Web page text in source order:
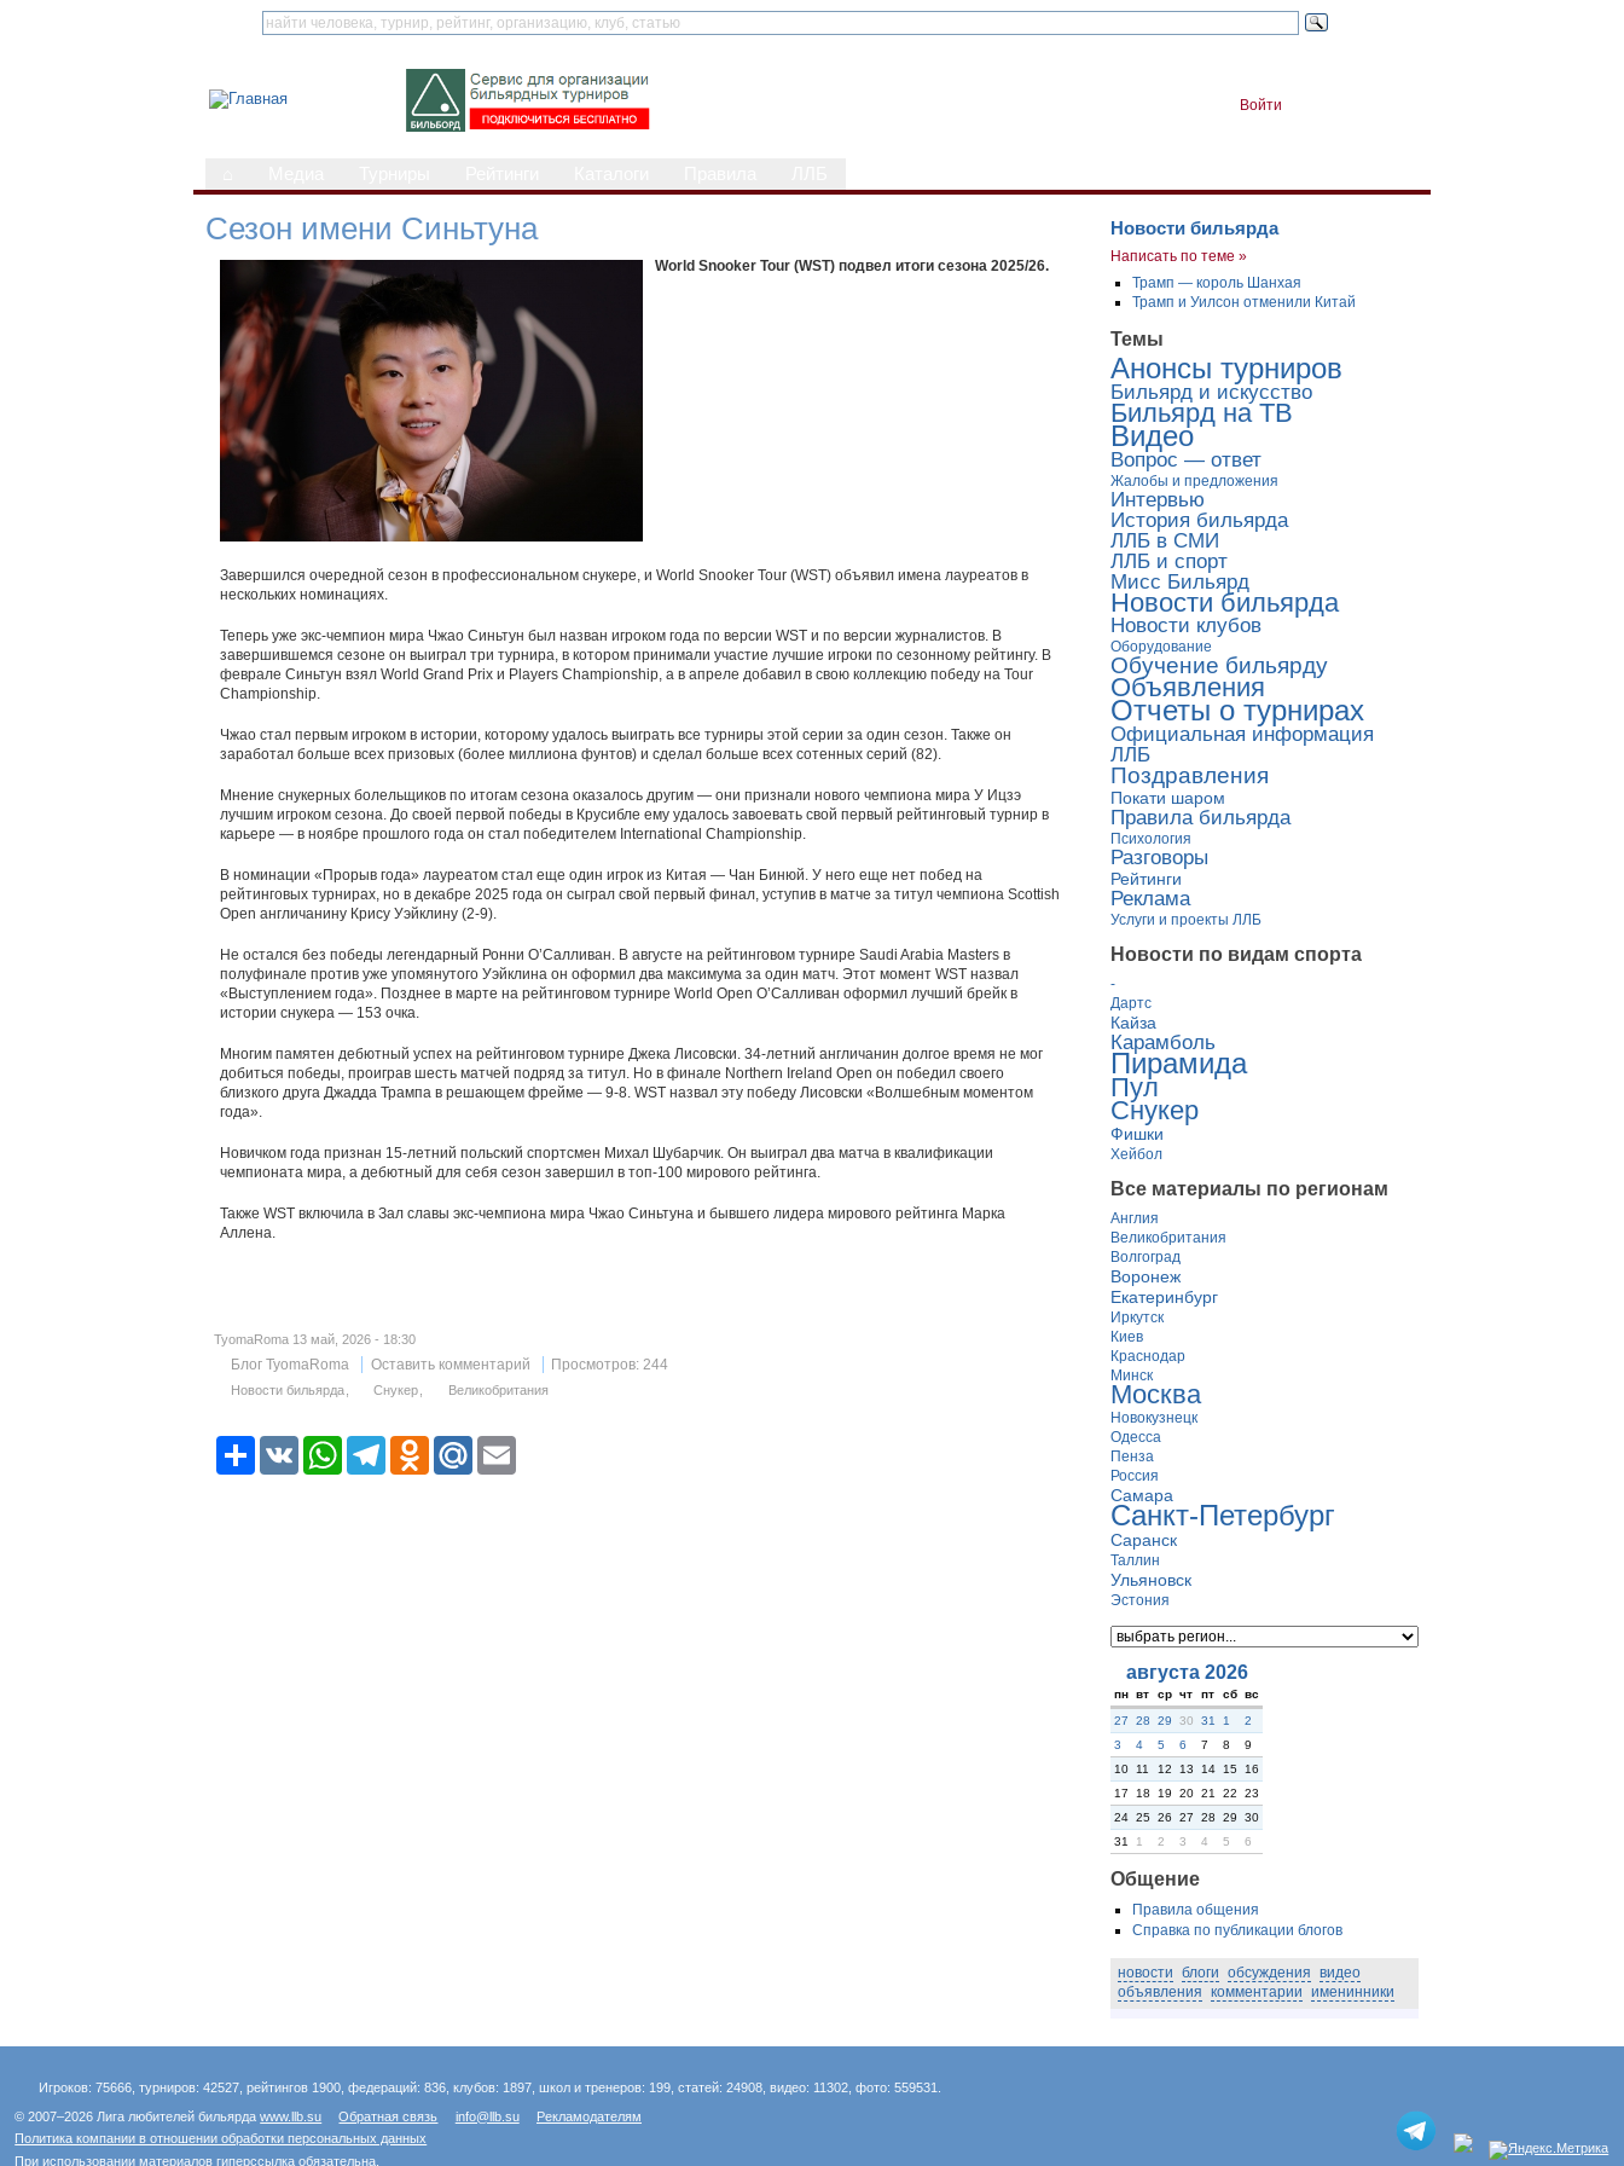
Войти
Сезон имени Синьтуна
World Snooker Tour (WST) подвел итоги сезона 2025/26.
Завершился очередной сезон в профессиональном снукере, и World Snooker Tour (WST) объявил имена лауреатов в
нескольких номинациях.
Теперь уже экс-чемпион мира Чжао Синьтун был назван игроком года по версии WST и по версии журналистов. В
завершившемся сезоне он выиграл три турнира, в котором принимали участие лучшие игроки по сезонному рейтингу. В
феврале Синьтун взял World Grand Prix и Players Championship, а в апреле добавил в свою коллекцию победу на Tour
Championship.
Чжао стал первым игроком в истории, которому удалось выиграть все турниры этой серии за один сезон. Также он
заработал больше всех призовых (более миллиона фунтов) и сделал больше всех сотенных серий (82).
Мнение снукерных болельщиков по итогам сезона оказалось другим — они признали нового чемпиона мира У Ицзэ
лучшим игроком сезона. До своей первой победы в Крусибле ему удалось завоевать свой первый рейтинговый турнир в
карьере — в ноябре прошлого года он стал победителем International Championship.
В номинации «Прорыв года» лауреатом стал еще один игрок из Китая — Чан Бинюй. У него еще нет побед на
рейтинговых турнирах, но в декабре 2025 года он сыграл свой первый финал, уступив в матче за титул чемпиона Scottish
Open англичанину Крису Уэйклину (2-9).
Не остался без победы легендарный Ронни О’Салливан. В августе на рейтинговом турнире Saudi Arabia Masters в
полуфинале против уже упомянутого Уэйклина он оформил два максимума за один матч. Этот момент WST назвал
«Выступлением года». Позднее в марте на рейтинговом турнире World Open О’Салливан оформил лучший брейк в
истории снукера — 153 очка.
Многим памятен дебютный успех на рейтинговом турнире Джека Лисовски. 34-летний англичанин долгое время не мог
добиться победы, проиграв шесть матчей подряд за титул. Но в финале Northern Ireland Open он победил своего
близкого друга Джадда Трампа в решающем фрейме — 9-8. WST назвал эту победу Лисовски «Волшебным моментом
года».
Новичком года признан 15-летний польский спортсмен Михал Шубарчик. Он выиграл два матча в квалификации
чемпионата мира, а дебютный для себя сезон завершил в топ-100 мирового рейтинга.
Также WST включила в Зал славы экс-чемпиона мира Чжао Синьтуна и бывшего лидера мирового рейтинга Марка
Аллена.
TyomaRoma 13 май, 2026 - 18:30
Блог TyomaRoma Оставить комментарий Просмотров: 244
Новости бильярда Снукер Великобритания
Р
V
K
W
T
O
M
E
Новости бильярда
Написать по теме »
Трамп — король Шанхая
Трамп и Уилсон отменили Китай
Темы
Анонсы турниров
Бильярд и искусство
Бильярд на ТВ
Видео
Вопрос — ответ
Жалобы и предложения
Интервью
История бильярда
ЛЛБ в СМИ
ЛЛБ и спорт
Мисс Бильярд
Новости бильярда
Новости клубов
Оборудование
Обучение бильярду
Объявления
Отчеты о турнирах
Официальная информация
ЛЛБ
Поздравления
Покати шаром
Правила бильярда
Психология
Разговоры
Рейтинги
Реклама
Услуги и проекты ЛЛБ
Новости по видам спорта
-
Дартс
Кайза
Карамболь
Пирамида
Пул
Снукер
Фишки
Хейбол
Все материалы по регионам
Англия
Великобритания
Волгоград
Воронеж
Екатеринбург
Иркутск
Киев
Краснодар
Минск
Москва
Новокузнецк
Одесса
Пенза
Россия
Самара
Санкт-Петербург
Саранск
Таллин
Ульяновск
Эстония
августа 2026
пн вт ср чт пт сб вс
27
28 29 30 31 1
2
3
4 5 6 7 8
9
10
11 12 13 14 15
16
17
18 19 20 21 22
23
24 25 26 27 28 29
30
31
1 2 3 4 5 6
Общение
Правила общения
Справка по публикации блогов
новости блоги обсуждения видео
объявления комментарии именинники
Игроков: 75666, турниров: 42527, рейтингов 1900, федераций: 836, клубов: 1897, школ и тренеров: 199, статей: 24908, видео: 11302, фото: 559531.
© 2007–2026 Лига любителей бильярдаwww.llb.su Обратная связь info@llb.su
Рекламодателям
Политика компании в отношении обработки персональных данных
При использовании материалов гиперссылка обязательна.